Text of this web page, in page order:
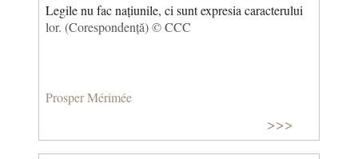
Legile nu fac națiunile, ci sunt expresia caracterului
lor. (Corespondență) © CCC
Prosper Mérimée
>>>